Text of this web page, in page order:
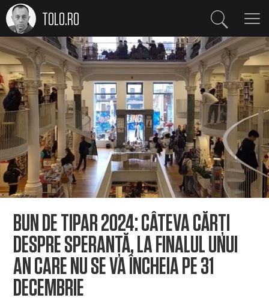
TOLO.RO
BUN DE TIPAR 2024: CÂTEVA CĂRȚI
DESPRE SPERANȚĂ, LA FINALUL UNUI
AN CARE NU SE VA ÎNCHEIA PE 31
DECEMBRIE